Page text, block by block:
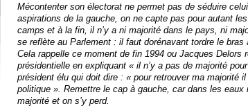
Mécontenter son électorat ne permet pas de séduire
aspirations de la gauche, on ne capte pas pour autant
camps et à la fin, il n’y a ni majorité dans le pays, ni
se reflète au Parlement : il faut dorénavant tordre le bras
Cela rappelle ce moment de fin 1994 ou Jacques Delors
présidentielle en expliquant « il n’y a pas de majorité
président élu qui doit dire : « pour retrouver ma majorité
politique ». Remettre le cap à gauche, car dans les eaux
majorité et on s’y perd.